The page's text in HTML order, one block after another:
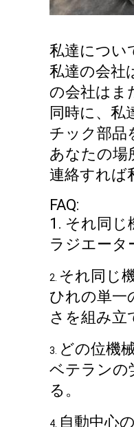
私達につい
私達の会社
の会社はま
同時に、私
チック部品
あなたの場
連絡すれば
FAQ:
1. それ同
ラジエータ
2. それ同じ
ひれの単一
さを組み立
3.
どの位機
ベテランの
る。
4. 自動中心